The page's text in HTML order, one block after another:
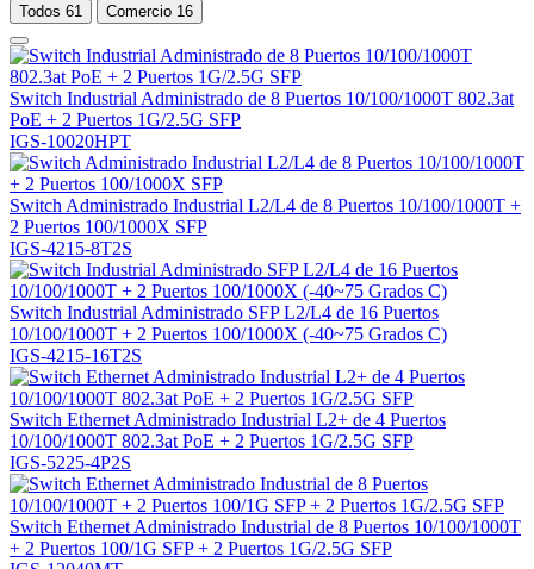
Todos 61 Comercio 16
Switch Industrial Administrado de 8 Puertos 10/100/1000T 802.3at
PoE + 2 Puertos 1G/2.5G SFP
IGS-10020HPT
Switch Administrado Industrial L2/L4 de 8 Puertos 10/100/1000T +
2 Puertos 100/1000X SFP
IGS-4215-8T2S
Switch Industrial Administrado SFP L2/L4 de 16 Puertos
10/100/1000T + 2 Puertos 100/1000X (-40~75 Grados C)
IGS-4215-16T2S
Switch Ethernet Administrado Industrial L2+ de 4 Puertos
10/100/1000T 802.3at PoE + 2 Puertos 1G/2.5G SFP
IGS-5225-4P2S
Switch Ethernet Administrado Industrial de 8 Puertos 10/100/1000T
+ 2 Puertos 100/1G SFP + 2 Puertos 1G/2.5G SFP